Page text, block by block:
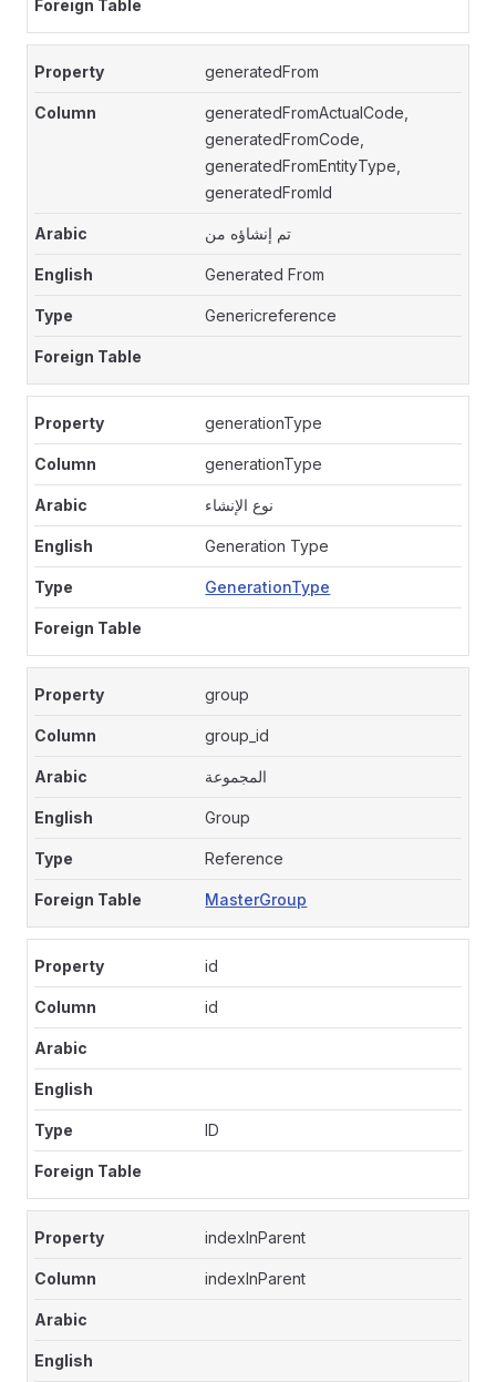
generatedFrom
generatedFromActualCode,
generatedFromCode,
generatedFromEntityType,
generatedFromId
تم إنشاؤه من
Generated From
Genericreference
generationType
generationType
نوع الإنشاء
Generation Type
GenerationType
group
group_id
المجموعة
Group
Reference
MasterGroup
id
id
ID
indexInParent
indexInParent